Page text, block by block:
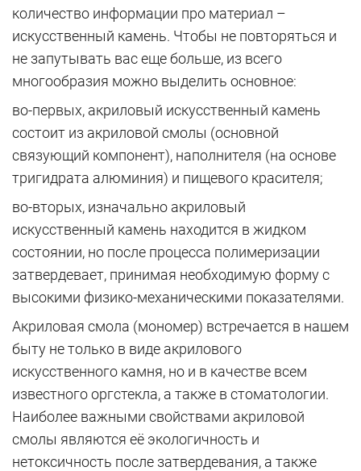
количество информации про материал ​​–
искусственный камень. Чтобы не повторяться и
не запутывать вас еще больше, из всего
многообразия можно выделить основное:
во-первых, акриловый искусственный камень
состоит из акриловой смолы (основной
связующий компонент), наполнителя (на основе
тригидрата алюминия) и пищевого красителя;
во-вторых, изначально акриловый
искусственный камень находится в жидком
состоянии, но после процесса полимеризации
затвердевает, принимая необходимую форму с
высокими физико-механическими показателями.
Акриловая смола (мономер) встречается в нашем
быту не только в виде акрилового
искусственного камня, но и в качестве всем
известного оргстекла, а также в стоматологии.
Наиболее важными свойствами акриловой
смолы являются её экологичность и
нетоксичность после затвердевания, а также